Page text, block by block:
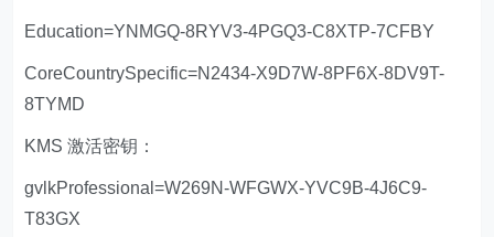
Education=YNMGQ-8RYV3-4PGQ3-C8XTP-7CFBY
CoreCountrySpecific=N2434-X9D7W-8PF6X-8DV9T-
8TYMD
KMS 激活密钥：
gvlkProfessional=W269N-WFGWX-YVC9B-4J6C9-
T83GX